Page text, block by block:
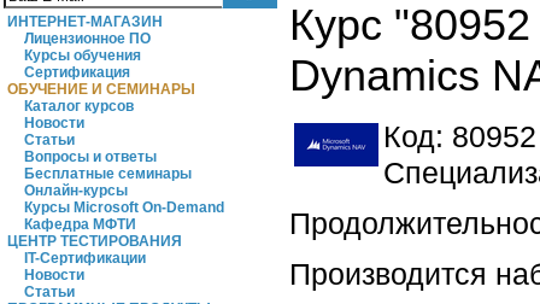
ИНТЕРНЕТ-МАГАЗИН
Лицензионное ПО
Курсы обучения
Сертификация
ОБУЧЕНИЕ И СЕМИНАРЫ
Каталог курсов
Новости
Статьи
Вопросы и ответы
Бесплатные семинары
Онлайн-курсы
Курсы Microsoft On-Demand
Кафедра МФТИ
ЦЕНТР ТЕСТИРОВАНИЯ
IT-Сертификации
Новости
Статьи
Курс
Dynamics
Код: 80952
Производится